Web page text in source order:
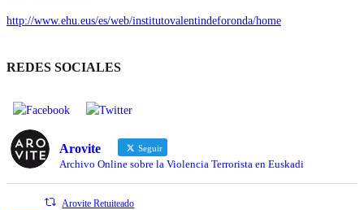
http://www.ehu.eus/es/web/institutovalentindeforonda/home
REDES SOCIALES
Arovite Seguir
Archivo Online sobre la Violencia Terrorista en Euskadi
Arovite Retuiteado